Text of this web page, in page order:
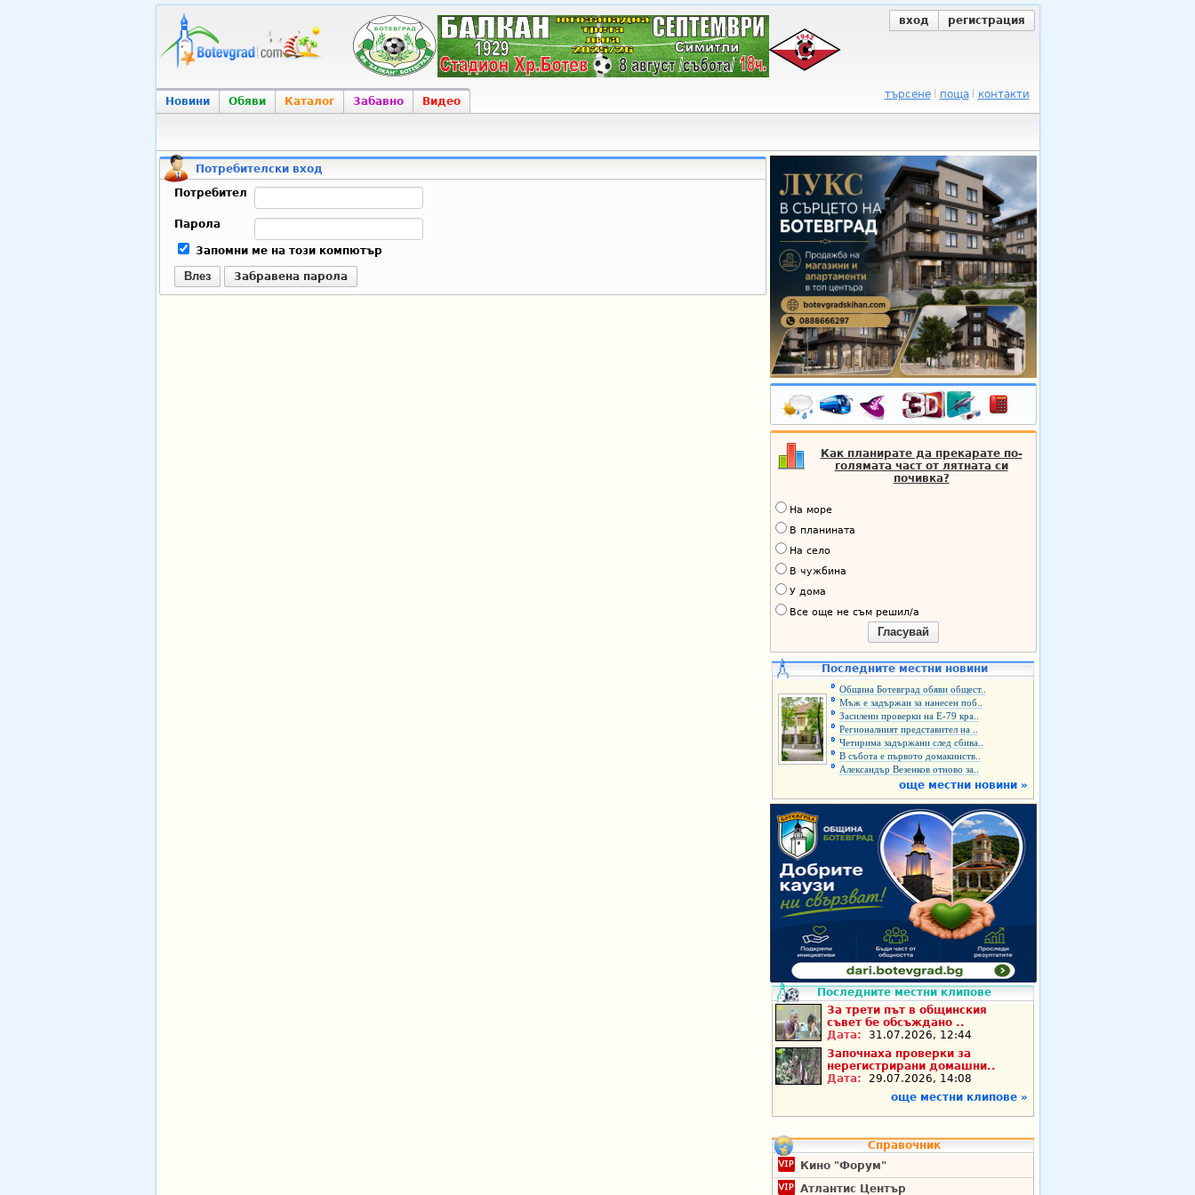
вход регистрация
Новини Обяви Каталог Забавно Видео
търсене поща контакти
Потребителски вход
Потребител
Парола
Запомни ме на този компютър
Влез Забравена парола
Как планирате да прекарате по-
голямата част от лятната си
почивка?
На море
В планината
На село
В чужбина
У дома
Все още не съм решил/а
Гласувай
Последните местни новини
Община Ботевград обяви общест..
Мъж е задържан за нанесен поб..
Засилени проверки на Е-79 кра..
Регионалният представител на ..
Четирима задържани след сбива..
В събота е първото домакинств..
Александър Везенков отново за..
още местни новини »
Последните местни клипове
За трети път в общинския
съвет бе обсъждано ..
Дата:
31.07.2026, 12:44
Започнаха проверки за
нерегистрирани домашни..
Дата:
29.07.2026, 14:08
още местни клипове »
Справочник
Кино "Форум"
Атлантис Център